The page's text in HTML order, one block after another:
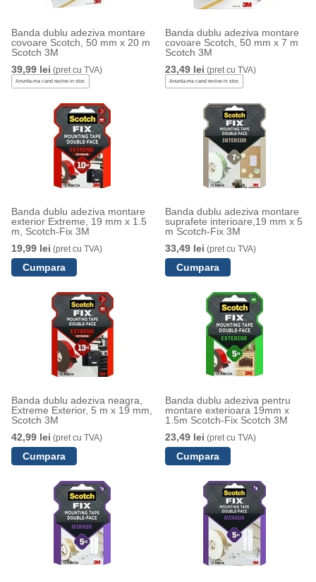
Banda dublu adeziva montare
covoare Scotch, 50 mm x 20 m
Scotch 3M
39,99 lei (pret cu TVA)
Anunta-ma cand revine in stoc
Banda dublu adeziva montare
covoare Scotch, 50 mm x 7 m
Scotch 3M
23,49 lei (pret cu TVA)
Anunta-ma cand revine in stoc
Banda dublu adeziva montare
exterior Extreme, 19 mm x 1.5
m, Scotch-Fix 3M
19,99 lei (pret cu TVA)
Banda dublu adeziva montare
suprafete interioare,19 mm x 5
m Scotch-Fix 3M
33,49 lei (pret cu TVA)
Banda dublu adeziva neagra,
Extreme Exterior, 5 m x 19 mm,
Scotch 3M
42,99 lei (pret cu TVA)
Banda dublu adeziva pentru
montare exterioara 19mm x
1.5m Scotch-Fix Scotch 3M
23,49 lei (pret cu TVA)